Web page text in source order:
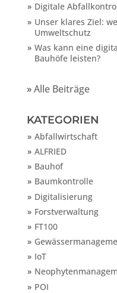
Digitale
Unser klares Ziel:
Umweltschutz
Was kann eine
Bauhöfe leisten?
»Alle Beiträge
KATEGORIEN
Abfallwirtschaft
ALFRIED
Bauhof
Baumkontrolle
Digitalisierung
Forstverwaltung
FT100
IoT
POI